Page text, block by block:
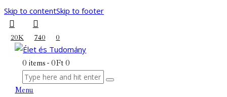
Skip to contentSkip to footer
20K 740 0
0 items - 0Ft 0
Menu